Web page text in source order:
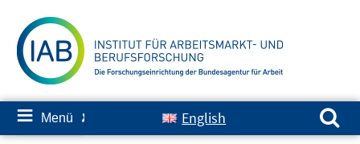
zum
Inhalt
≡ Menü ✘ English
Suchen nach: